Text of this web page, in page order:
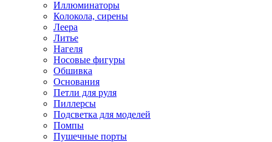
Иллюминаторы
Колокола, сирены
Леера
Литье
Нагеля
Носовые фигуры
Обшивка
Основания
Петли для руля
Пиллерсы
Подсветка для моделей
Помпы
Пушечные порты